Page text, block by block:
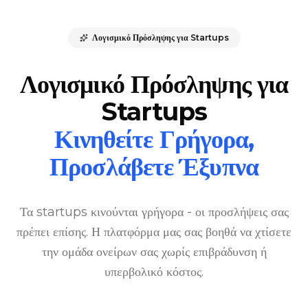
Λογισμικό Πρόσληψης για Startups
Λογισμικό Πρόσληψης για
Startups
Κινηθείτε Γρήγορα,
Προσλάβετε Έξυπνα
Τα startups κινούνται γρήγορα - οι προσλήψεις σας
πρέπει επίσης. Η πλατφόρμα μας σας βοηθά να χτίσετε
την ομάδα ονείρων σας χωρίς επιβράδυνση ή
υπερβολικό κόστος.